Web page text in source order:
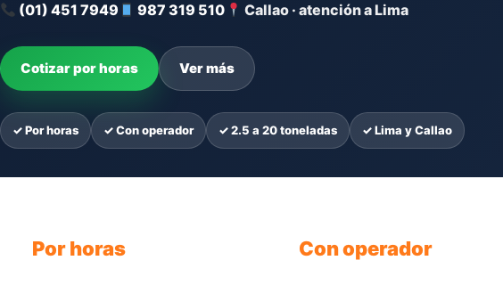
(01) 451 7949 987 319 510 Callao · atención a Lima
Cotizar por horas Ver más
✓ Por horas ✓ Con operador ✓ 2.5 a 20 toneladas ✓ Lima y Callao
Por horas Con operador